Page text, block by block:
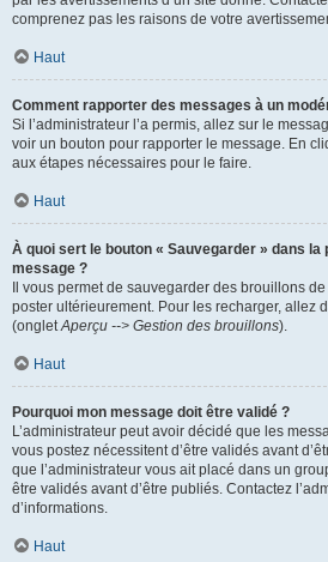
comprenez pas les raisons de votre
Haut
Comment rapporter des messages à un
Si l’administrateur l’a permis, allez sur le
voir un bouton pour rapporter le message. En
aux étapes nécessaires pour le faire.
Haut
À quoi sert le bouton « Sauvegarder » dans la
message ?
Il vous permet de sauvegarder des brouillons
poster ultérieurement. Pour les recharger, allez
(ongletAperçu --> Gestion des brouillons).
Haut
Pourquoi mon message doit être validé ?
L’administrateur peut avoir décidé que les
vous postez nécessitent d’être validés avant
que l’administrateur vous ait placé dans un
être validés avant d’être publiés. Contactez
d’informations.
Haut